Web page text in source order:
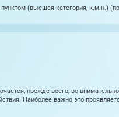
(высшая категория, к.м.н.)
прежде всего, во
Наиболее важно это